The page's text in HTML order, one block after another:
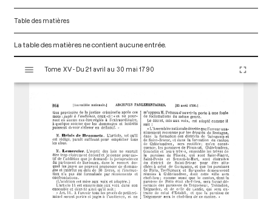
Table des matières
La table des matières ne contient aucune entrée.
s
Tome XV - Du 21 avril au 30 mai 1790